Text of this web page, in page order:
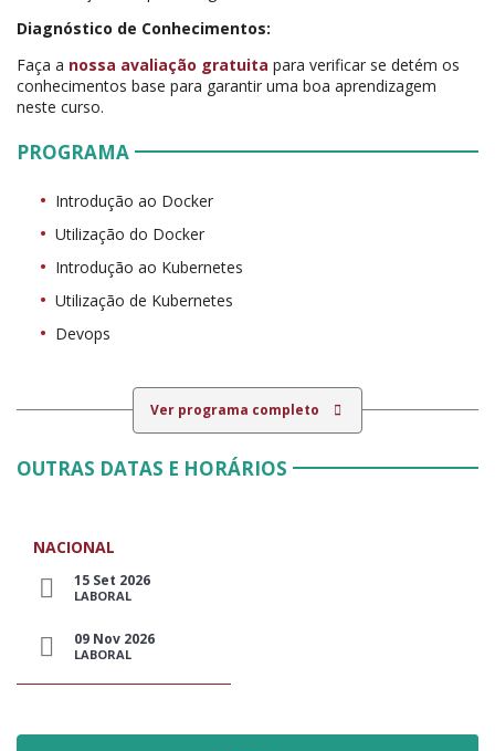
Diagnóstico de Conhecimentos:
Faça a nossa avaliação gratuita para verificar se detém os
conhecimentos base para garantir uma boa aprendizagem
neste curso.
PROGRAMA
Introdução ao Docker
Utilização do Docker
Introdução ao Kubernetes
Utilização de Kubernetes
Devops
Ver programa completo
OUTRAS DATAS E HORÁRIOS
NACIONAL
15 Set 2026
LABORAL
09 Nov 2026
LABORAL